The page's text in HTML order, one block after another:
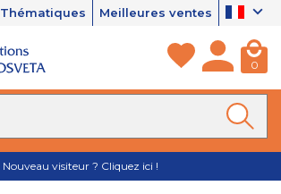
Thématiques Meilleures ventes
0
Nouveau visiteur ? Cliquez ici !